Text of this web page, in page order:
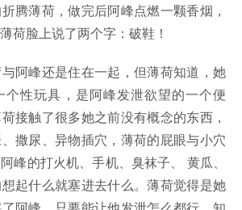
腾薄荷，做完后阿峰点燃一颗香烟，
荷脸上说了两个字：破鞋！
峰还是住在一起，但薄荷知道，她
个性玩具，是阿峰发泄欲望的一个便
接触了很多她之前没有概念的东西，
撒尿、异物插穴，薄荷的屁眼与小穴
峰的打火机、手机、臭袜子、 黄瓜、
起什么就塞进去什么。薄荷觉得是她